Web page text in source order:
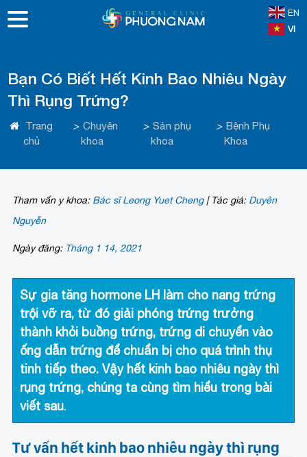
EN
VI
Bạn Có Biết Hết Kinh Bao Nhiêu Ngày
Thì Rụng Trứng?
Trang
chủ
> Chuyên
khoa
> Sản phụ
khoa
> Bệnh Phụ
Khoa
Tham vấn y khoa: Bác sĩ Leong Yuet Cheng |Tác giả: Duyên
Nguyễn
Ngày đăng: Tháng 1 14, 2021
Sự gia tăng hormone LH làm cho nang trứng
trội vỡ ra, từ đó giải phóng trứng trưởng
thành khỏi buồng trứng, trứng di chuyển vào
ống dẫn trứng để chuẩn bị cho quá trình thụ
tinh tiếp theo. Vậy hết kinh bao nhiêu ngày thì
rụng trứng, chúng ta cùng tìm hiểu trong bài
viết sau.
Tư vấn hết kinh bao nhiêu ngày thì rụng